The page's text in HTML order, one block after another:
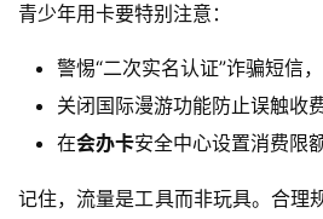
青少年用卡要特别注意：
警惕“二次实名认证”诈骗短信
关闭国际漫游功能防止误触收
在会办卡安全中心设置消费限
记住，流量是工具而非玩具。合理